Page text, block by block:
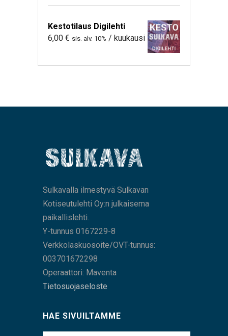
Kestotilaus Digilehti
6,00 € sis. alv. 10% / kuukausi
Sulkavalla ilmestyvä Sulkavan
Kotiseutulehti Oy:n julkaisema
paikallislehti.
Y-tunnus 0167229-8
Verkkolaskuosoite/OVT-tunnus:
003701672298
Operaattori: Maventa
Tietosuojaseloste
HAE SIVUILTAMME